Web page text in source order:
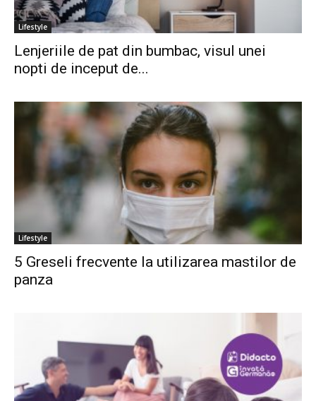
Lifestyle
Lenjeriile de pat din bumbac, visul unei
nopti de inceput de...
Lifestyle
5 Greseli frecvente la utilizarea mastilor de
panza